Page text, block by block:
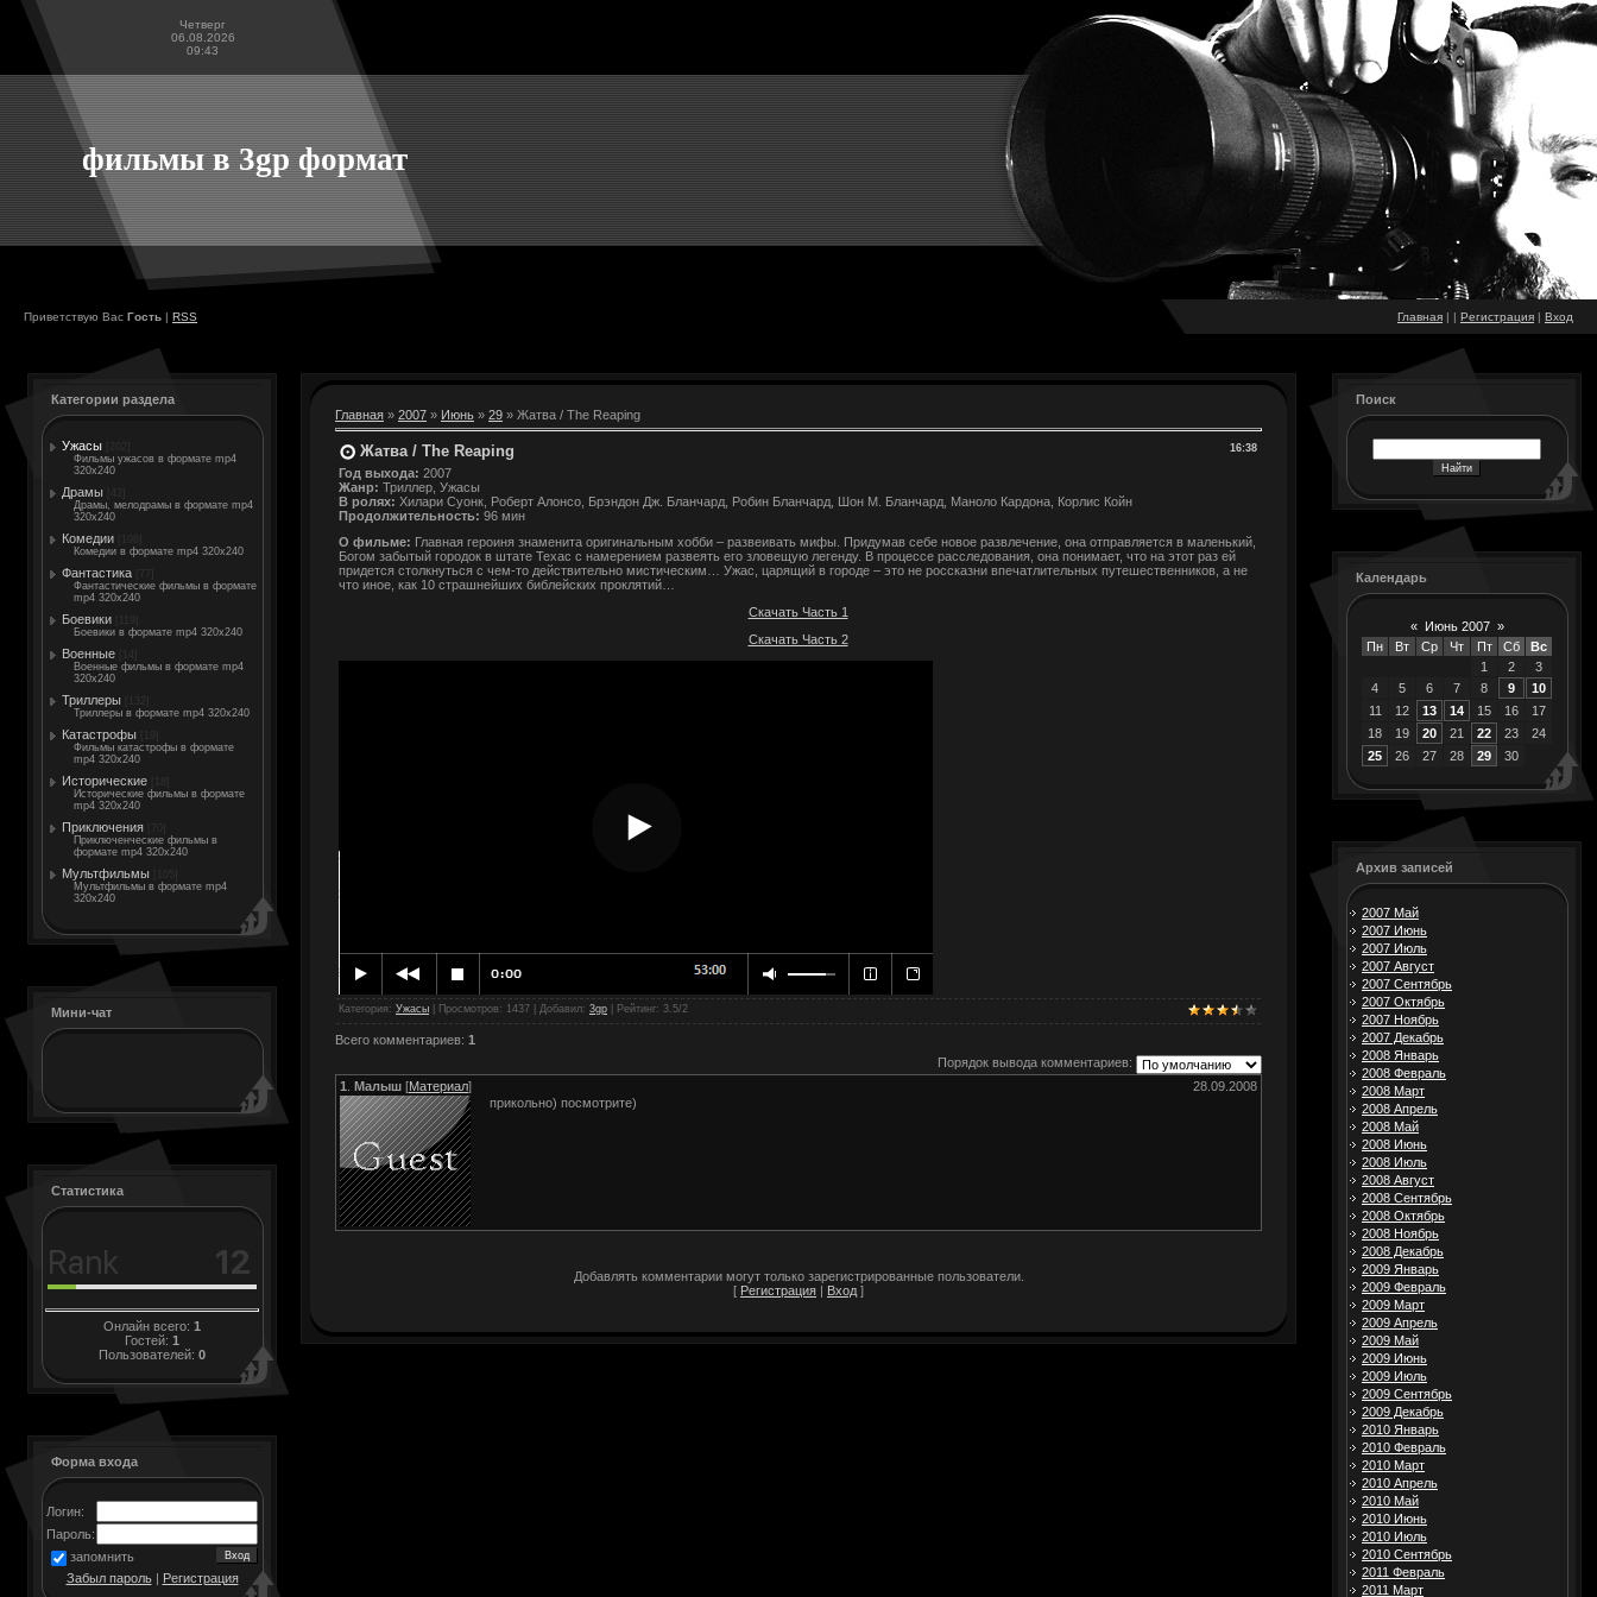
Четверг
06.08.2026
09:43
фильмы в 3gp формат
Приветствую Вас Гость | RSS Главная | | Регистрация | Вход
Категории раздела
Ужасы
Фильмы ужасов в формате mp4
320x240
Драмы
Драмы, мелодрамы в формате mp4
320x240
Комедии
Комедии в формате mp4 320x240
Фантастика
Фантастические фильмы в формате
mp4 320x240
Боевики
Боевики в формате mp4 320x240
Военные
Военные фильмы в формате mp4
320x240
Триллеры
Триллеры в формате mp4 320x240
Катастрофы
Фильмы катастрофы в формате
mp4 320x240
Исторические
Исторические фильмы в формате
mp4 320x240
Приключения
Приключенческие фильмы в
формате mp4 320x240
Мультфильмы
Мультфильмы в формате mp4
320x240
Мини-чат
Статистика
Онлайн всего: 1
Гостей: 1
Пользователей: 0
Форма входа
Логин:
Пароль:
запомнить
Забыл пароль| Регистрация
Главная » 2007 » Июнь » 29 » Жатва / The Reaping
16:38
Жатва / The Reaping
Год выхода: 2007
Жанр: Триллер, Ужасы
В ролях: Хилари Суонк, Роберт Алонсо, Брэндон Дж. Бланчард, Робин Бланчард, Шон М. Бланчард, Маноло Кардона, Корлис Койн
Продолжительность: 96 мин
О фильме: Главная героиня знаменита оригинальным хобби – развеивать мифы. Придумав себе новое развлечение, она отправляется в маленький,
Богом забытый городок в штате Техас с намерением развеять его зловещую легенду. В процессе расследования, она понимает, что на этот раз ей
придется столкнуться с чем-то действительно мистическим… Ужас, царящий в городе – это не россказни впечатлительных путешественников, а не
что иное, как 10 страшнейших библейских проклятий…
Скачать Часть 1
Скачать Часть 2
Категория : Ужасы Просмотров: 1437 | Добавил: 3gp Рейтинг: 3.5/2
Всего комментариев: 1
Порядок вывода комментариев:
28.09.2008
1 Малыш [Материал]
прикольно) посмотрите)
Добавлять комментарии могут только зарегистрированные пользователи.
[ Регистрация | Вход ]
Поиск
Календарь
« Июнь 2007 »
Пн
Вт Ср Чт Пт Сб
Вс
1
2
3
4
5 6 7 8 9
10
11
12 13 14 15 16
17
18
19 20 21 22 23
24
25
26 27 28 29 30
Архив записей
2007 Май
2007 Июнь
2007 Июль
2007 Август
2007 Сентябрь
2007 Октябрь
2007 Ноябрь
2007 Декабрь
2008 Январь
2008 Февраль
2008 Март
2008 Апрель
2008 Май
2008 Июнь
2008 Июль
2008 Август
2008 Сентябрь
2008 Октябрь
2008 Ноябрь
2008 Декабрь
2009 Январь
2009 Февраль
2009 Март
2009 Апрель
2009 Май
2009 Июнь
2009 Июль
2009 Сентябрь
2009 Декабрь
2010 Январь
2010 Февраль
2010 Март
2010 Апрель
2010 Май
2010 Июнь
2010 Июль
2010 Сентябрь
2011 Февраль
2011 Март